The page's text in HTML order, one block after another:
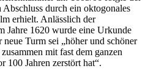
durch ein oktogonales
erhielt. Anlässlich der
Jahre 1620 wurde eine Urkunde
Turm sei „höher und schöner
mit fast dem ganzen
100 Jahren zerstört hat“.